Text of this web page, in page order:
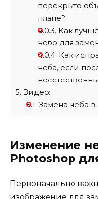
перекрыто
плане?
4.0.3. Как
небо для
4.0.4. Как
неба, если
5. Видео:
5.1. Замена неба
Изменение
Photoshop
Первоначально
изображение для